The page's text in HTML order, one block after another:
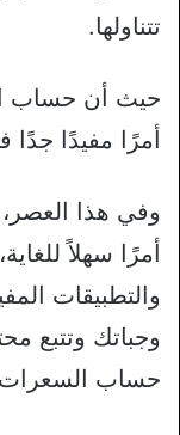
تتناولها.
حيث أن حساب
أمرًا مفيدًا
وفي هذا
أمرًا سهلاً
والتطبيقات
وجباتك وتتبع
حساب السعرات